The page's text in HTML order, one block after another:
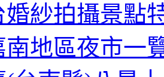
婚紗拍攝景點
南地區夜市一